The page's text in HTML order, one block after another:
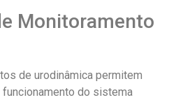
Monitoramento
de urodinâmica permitem
do sistema